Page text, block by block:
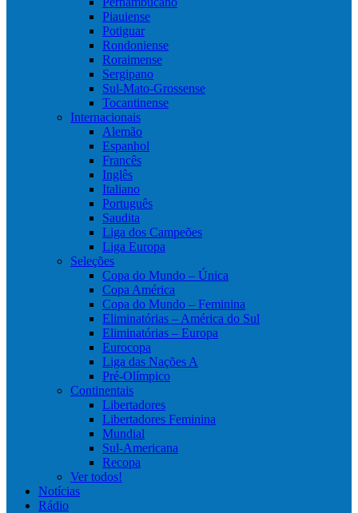
Piauiense
Potiguar
Rondoniense
Roraimense
Sergipano
Sul-Mato-Grossense
Tocantinense
Internacionais
Alemão
Espanhol
Francês
Inglês
Italiano
Português
Saudita
Liga dos Campeões
Liga Europa
Seleções
Copa do Mundo – Única
Copa América
Copa do Mundo – Feminina
Eliminatórias – América do Sul
Eliminatórias – Europa
Eurocopa
Liga das Nações A
Pré-Olímpico
Continentais
Libertadores
Libertadores Feminina
Mundial
Sul-Americana
Recopa
Ver todos!
Notícias
Rádio